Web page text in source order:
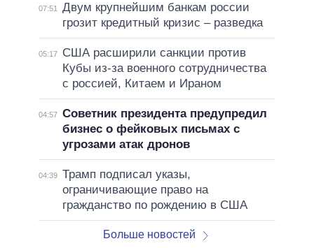
07:51
Двум крупнейшим банкам россии
грозит кредитный кризис – разведка
05:17
США расширили санкции против
Кубы из-за военного сотрудничества
с россией, Китаем и Ираном
04:57 Советник президента предупредил
бизнес о фейковых письмах с
угрозами атак дронов
04:39 Трамп подписал указы,
ограничивающие право на
гражданство по рождению в США
Больше новостей